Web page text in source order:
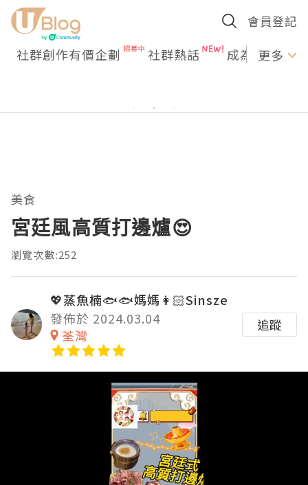
會員登記
社群創作有價企劃 社群熱話 成為U更多
美食
宮廷風高質打邊爐😍
瀏覽次數:252
💖蒸魚楠🐟🐟媽媽👩🏻Sinsze
發佈於 2024.03.04
荃灣
追蹤